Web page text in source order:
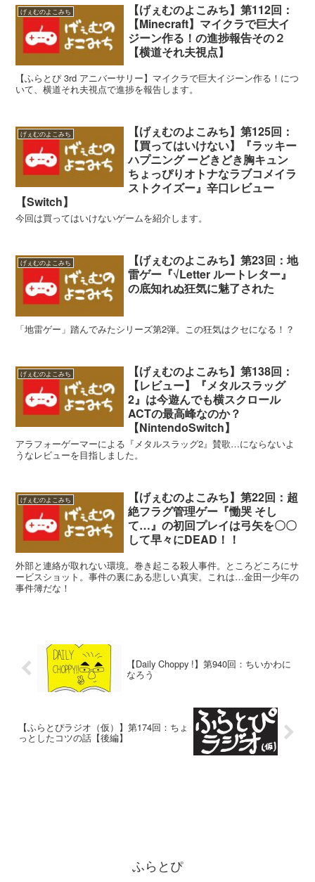
げぇむのよこみち
【げぇむのよこみち】第112回：
【Minecraft】マイクラで巨大イ
ジーン作る！の進捗報告その２
【横道それ夫視点】
【ふらとぴ 3rd アニバーサリー】マイクラで巨大イジーン作る！につ
いて、横道それ夫視点で進捗を報告します。
げぇむのよこみち
【げぇむのよこみち】第125回：
【買ってはいけない】『ラッキー
ハプニング ーどきどき胸キュン
ちょっぴりオトナなラブコメイラ
ストクイズー』辛口レビュー
【Switch】
今回は買ってはいけないゲームを紹介します。
げぇむのよこみち
【げぇむのよこみち】第23回：地
雷ゲー『√Letter ルートレター』
の底知れぬ狂気に魅了された
「地雷ゲー」踏んでみたシリーズ第2弾。この狂気はクセになる！？
げぇむのよこみち
【げぇむのよこみち】第138回：
【レビュー】『メタルスラッグ
2』は今遊んでも横スクロール
ACTの最高峰なのか？
【NintendoSwitch】
アラフォーゲーマーによる『メタルスラッグ2』賛歌…にならないよ
うなレビューを目指しました。
げぇむのよこみち
【げぇむのよこみち】第22回：超
絶フラグ管理ゲー『慟哭 そし
て…』の初回プレイは弓矢を〇〇
して早々にDEAD！！
外部と連絡が取れない環境。巻き起こる殺人事件。ところどころにサ
ービスショット。事件の裏にある悲しい真実。これは…金田一少年の
事件簿だな！
【Daily Choppy !】第940回：ちいかわに
なろう
【ふらとぴラジオ（仮）】第174回：ちょ
っとしたコツの話【後編】
ふらとぴ